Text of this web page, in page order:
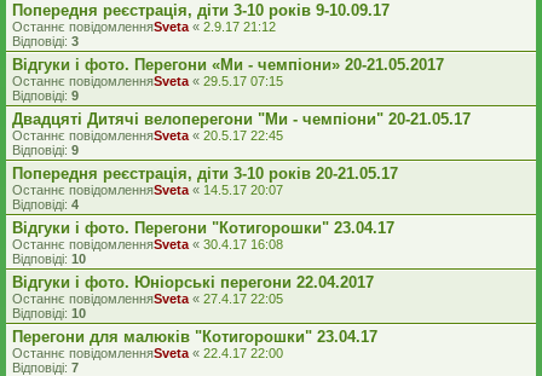
Попередня реєстрація, діти 3-10 років 9-10.09.17
Останнє повідомленняSveta « 2.9.17 21:12
Відповіді: 3
Відгуки і фото. Перегони «Ми - чемпіони» 20-21.05.2017
Останнє повідомленняSveta « 29.5.17 07:15
Відповіді: 9
Двадцяті Дитячі велоперегони "Ми - чемпіони" 20-21.05.17
Останнє повідомленняSveta « 20.5.17 22:45
Відповіді: 9
Попередня реєстрація, діти 3-10 років 20-21.05.17
Останнє повідомленняSveta « 14.5.17 20:07
Відповіді: 4
Відгуки і фото. Перегони "Котигорошки" 23.04.17
Останнє повідомленняSveta « 30.4.17 16:08
Відповіді: 10
Відгуки і фото. Юніорські перегони 22.04.2017
Останнє повідомленняSveta « 27.4.17 22:05
Відповіді: 10
Перегони для малюків "Котигорошки" 23.04.17
Останнє повідомленняSveta « 22.4.17 22:00
Відповіді: 7